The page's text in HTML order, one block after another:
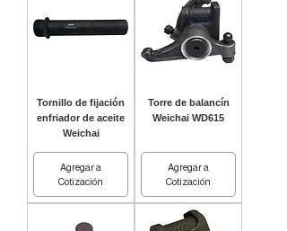
Tornillo de fijación
enfriador de aceite
Weichai
Agregar a
Cotización
Torre de balancín
Weichai WD615
Agregar a
Cotización